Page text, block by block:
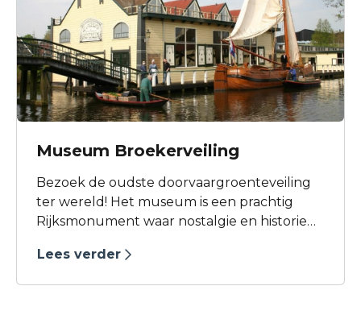
Museum Broekerveiling
Bezoek de oudste doorvaargroenteveiling
ter wereld! Het museum is een prachtig
Rijksmonument waar nostalgie en historie
Lees verder